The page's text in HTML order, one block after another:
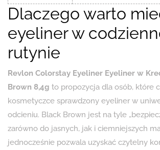
Dlaczego warto
eyeliner w
rutynie
Revlon Colorstay Eyeliner Eyeliner w
Brown 8,4g to propozycja dla osób, które
kosmetyczce sprawdzony eyeliner w
odcieniu. Black Brown jest na tyle
zarówno do jasnych, jak i ciemniejszych
jednocześnie pozwala uzyskać czytelny